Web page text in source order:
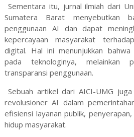
Sementara itu, jurnal ilmiah dari
Sumatera Barat menyebutkan
penggunaan AI dan dapat
kepercayaan masyarakat
digital. Hal ini menunjukkan
pada teknologinya, melainkan
transparansi penggunaan.
Sebuah artikel dari AICI-UMG
revolusioner AI dalam
efisiensi layanan publik,
hidup masyarakat.